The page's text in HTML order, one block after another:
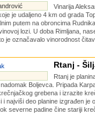
Vinarija
je udaljeno 4 km od grada
putem na obroncima
lozi. U doba Rimljana,
je označavalo vinorodnost
Rtanj -
Rtanj je
Boljevca. Pripada
grebena i izrazite
i najviši deo planine izgrađen je
severne padine čine stariji